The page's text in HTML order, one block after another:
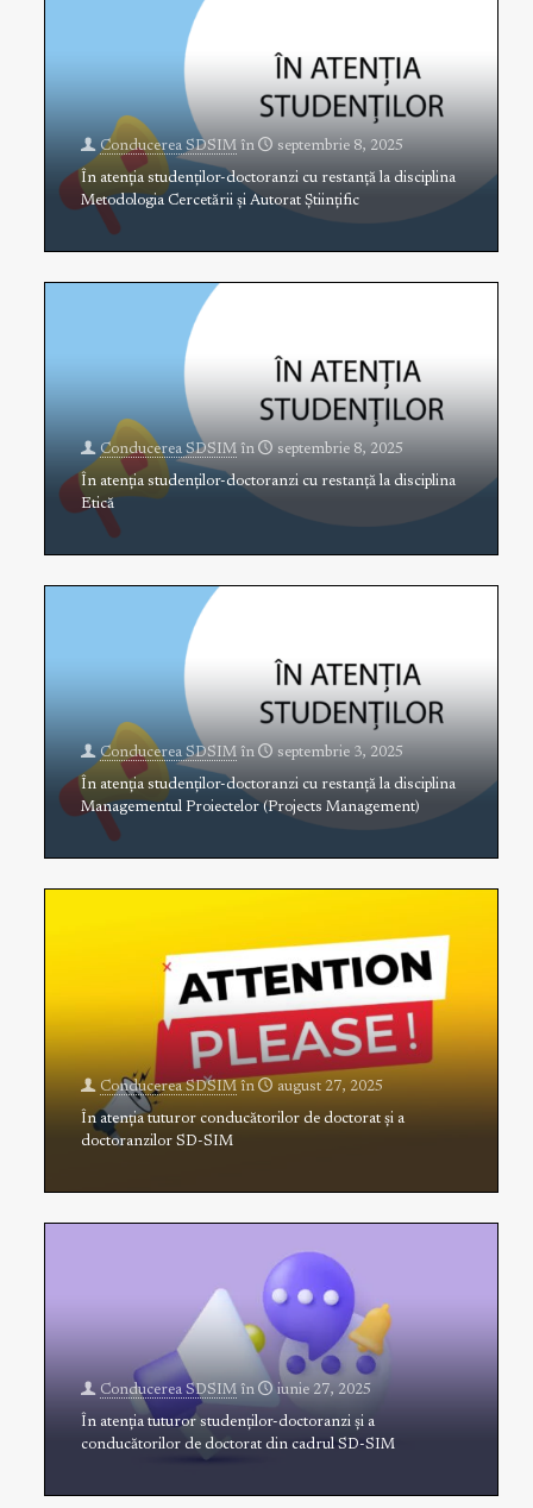
Conducerea SDSIM în septembrie 8, 2025
În atenția studenților-doctoranzi cu restanță la disciplina
Metodologia Cercetării și Autorat Științific
Conducerea SDSIM în septembrie 8, 2025
În atenția studenților-doctoranzi cu restanță la disciplina
Etică
Conducerea SDSIM în septembrie 3, 2025
În atenția studenților-doctoranzi cu restanță la disciplina
Managementul Proiectelor (Projects Management)
Conducerea SDSIM în august 27, 2025
În atenția tuturor conducătorilor de doctorat și a
doctoranzilor SD-SIM
Conducerea SDSIM în iunie 27, 2025
În atenția tuturor studenților-doctoranzi și a
conducătorilor de doctorat din cadrul SD-SIM